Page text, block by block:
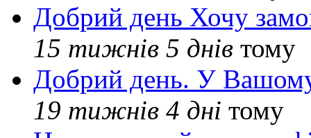
Добрий день Хочу
15 тижнів 5 днів тому
Добрий день. У Вашому
19 тижнів 4 дні тому